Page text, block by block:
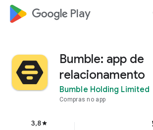
google_logo Play
Bumble: app de
relacionamento
Bumble Holding Limited
Compras no app
3,8star